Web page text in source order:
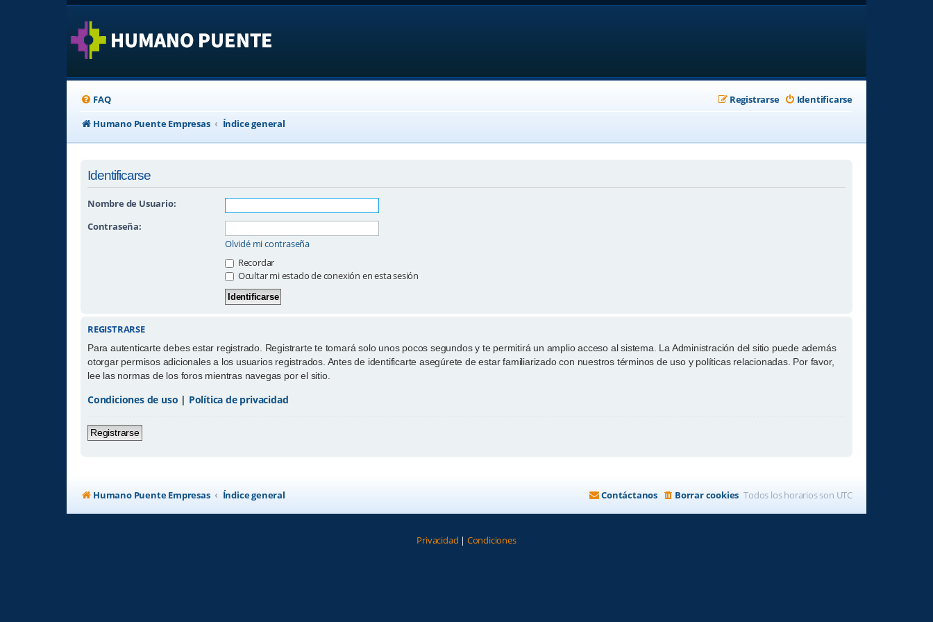
FAQ Identificarse
Registrarse
Humano Puente Empresas
Índice general
Identificarse
Nombre de Usuario:
Contraseña:
Olvidé mi contraseña
Recordar
Ocultar mi estado de conexión en esta sesión
REGISTRARSE
Para autenticarte debes estar registrado. Registrarte te tomará solo unos pocos segundos y te permitirá un amplio acceso al sistema. La Administración del sitio puede además
otorgar permisos adicionales a los usuarios registrados. Antes de identificarte asegúrete de estar familiarizado con nuestros términos de uso y políticas relacionadas. Por favor,
lee las normas de los foros mientras navegas por el sitio.
Condiciones de uso | Política de privacidad
Registrarse
Humano Puente Empresas Índice general Todos los horarios son UTC
Borrar cookies
Contáctanos
Privacidad | Condiciones